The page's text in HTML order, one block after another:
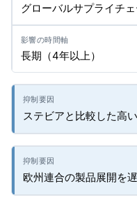
グローバルサプライチ
長期（4年以上）
ステビアと比較した高
欧州連合の製品展開を